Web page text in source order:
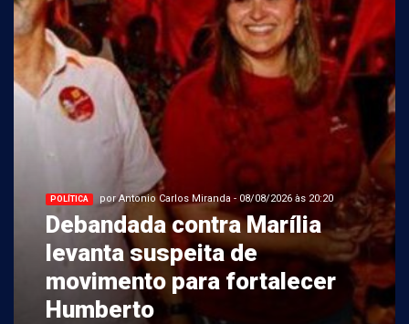
POLÍTICA por Antonio Carlos Miranda - 08/08/2026 às 20:20
Debandada contra Marília
levanta suspeita de
movimento para fortalecer
Humberto